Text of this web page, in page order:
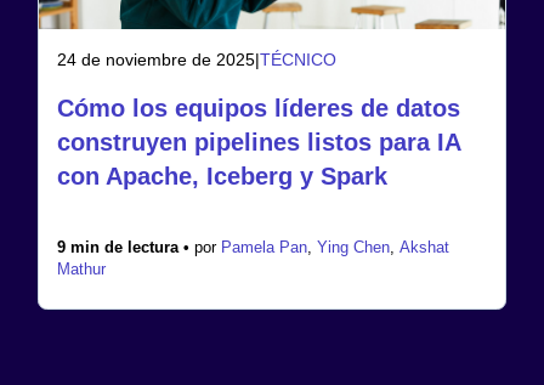
24 de noviembre de 2025|TÉCNICO
Cómo los equipos líderes de datos
construyen pipelines listos para IA
con Apache, Iceberg y Spark
9 min de lectura • por Pamela Pan Ying Chen Akshat
Mathur